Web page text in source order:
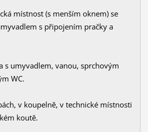
místnost (s menším oknem) se
s připojením pračky a
s umyvadlem, vanou, sprchovým
WC.
v koupelně, v technické místnosti
koutě.